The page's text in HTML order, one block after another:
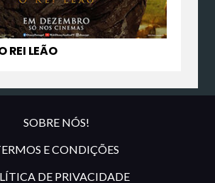
REI LEÃO
SOBRE NÓS!
E CONDIÇÕES
DE PRIVACIDADE